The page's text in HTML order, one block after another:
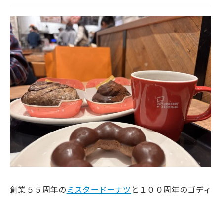
創業５５周年のミスタードーナツ と１００周年のゴディ